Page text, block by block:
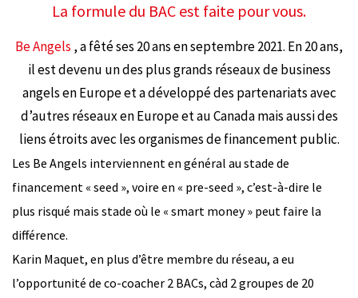
La formule du BAC est faite pour vous.
Be Angels , a fêté ses 20 ans en septembre 2021. En 20 ans,
il est devenu un des plus grands réseaux de business
angels en Europe et a développé des partenariats avec
d’autres réseaux en Europe et au Canada mais aussi des
liens étroits avec les organismes de financement public.
Les Be Angels interviennent en général au stade de
financement « seed », voire en « pre-seed », c’est-à-dire le
plus risqué mais stade où le « smart money » peut faire la
différence.
Karin Maquet, en plus d’être membre du réseau, a eu
l’opportunité de co-coacher 2 BACs, càd 2 groupes de 20